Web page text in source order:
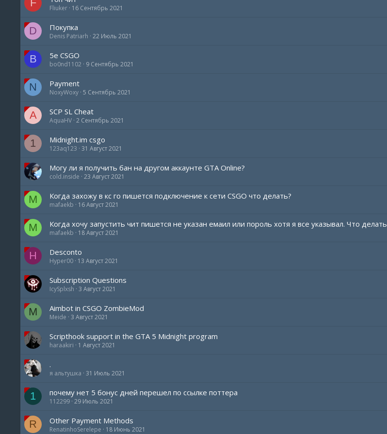
F Fliuker 16 Сентябрь 2021
D Покупка
Denis Patriarh 22 Июль 2021
B 5e CSGO
bo0nd1102 9 Сентябрь 2021
N Payment
NoxyWoxy 5 Сентябрь 2021
A SCP SL Cheat
AquaHV 2 Сентябрь 2021
1 Midnight.im csgo
123aq123 31 Август 2021
Могу ли я получить бан на другом аккаунте GTA Online?
cold.inside 23 Август 2021
M Когда захожу в кс го пишется подключение к сети CSGO что делать?
mafaekb 16 Август 2021
M Когда хочу запустить чит пишется не указан емаил или пороль хотя я все указывал. Что делать
mafaekb 18 Август 2021
H Desconto
Hyper00 13 Август 2021
Subscription Questions
IcySplxsh 3 Август 2021
M Aimbot in CSGO ZombieMod
Meide 3 Август 2021
Scripthook support in the GTA 5 Midnight program
haraakiri 1 Август 2021
.
я альтушка 31 Июль 2021
1 почему нет 5 бонус дней перешел по ссылке поттера
112299 29 Июль 2021
R Other Payment Methods
RenatinhoSerelepe 18 Июнь 2021